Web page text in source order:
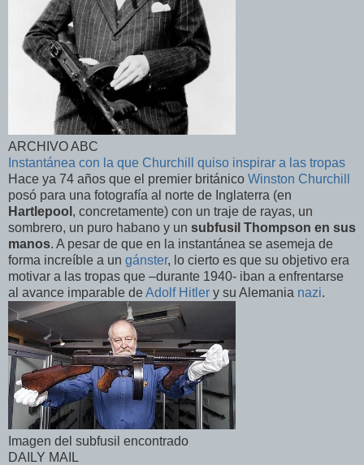
ARCHIVO ABC
Instantánea con la que Churchill quiso inspirar a las tropas
Hace ya 74 años que el premier británico Winston Churchill
posó para una fotografía al norte de Inglaterra (en
Hartlepool , concretamente) con un traje de rayas, un
sombrero, un puro habano y un subfusil Thompson en sus
manos. A pesar de que en la instantánea se asemeja de
forma increíble a un gánster, lo cierto es que su objetivo era
motivar a las tropas que –durante 1940- iban a enfrentarse
al avance imparable deAdolf Hitler y su Alemania nazi.
Imagen del subfusil encontrado
DAILY MAIL